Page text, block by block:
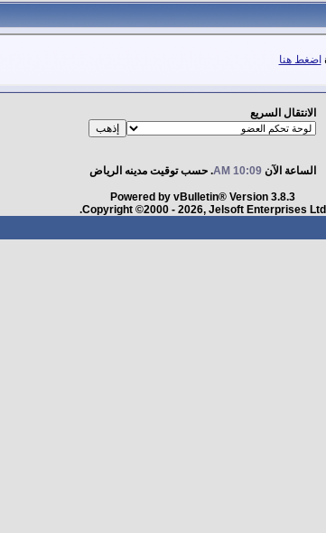
اضغط هنا
الانتقال السريع
الساعة الآن10:09 AM . حسب توقيت مدينه الرياض
Powered by vBulletin® Version 3.8.3
Copyright ©2000 - 2026, Jelsoft Enterprises Ltd.